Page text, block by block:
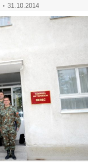
31.10.2014